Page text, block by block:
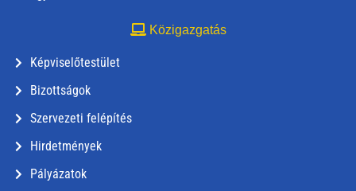
Közigazgatás
Képviselőtestület
Bizottságok
Szervezeti felépítés
Hirdetmények
Pályázatok